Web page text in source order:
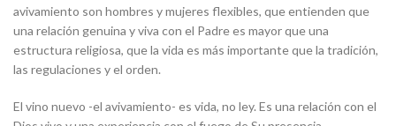
avivamiento son hombres y mujeres flexibles, que entienden que
una relación genuina y viva con el Padre es mayor que una
estructura religiosa, que la vida es más importante que la tradición,
las regulaciones y el orden.
El vino nuevo -el avivamiento- es vida, no ley. Es una relación con el